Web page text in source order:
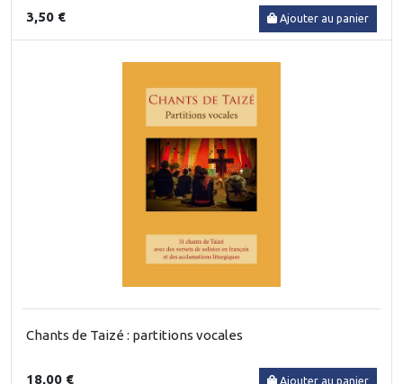
3,50 € Ajouter au panier
Chants de Taizé : partitions vocales
18,00 € Ajouter au panier